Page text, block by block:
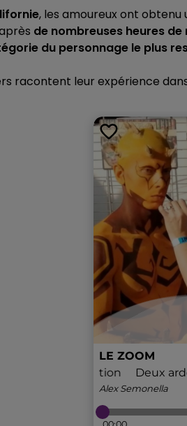
11h00 - 16h00
END CHAMPAGNE FM
, les amoureux ont obtenu
de nombreuses heures
du personnage le plus
racontent leur expérience
Le Week-end Champagne